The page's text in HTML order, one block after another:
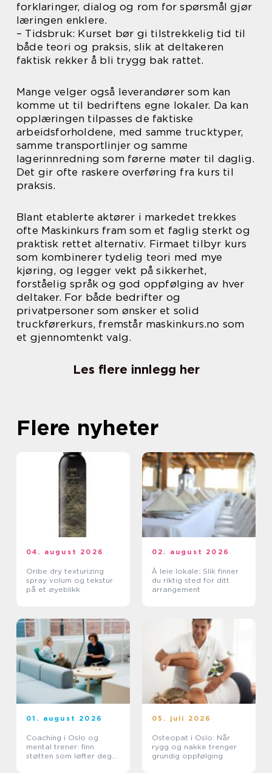
forklaringer, dialog og rom for spørsmål gjør
læringen enklere.
– Tidsbruk: Kurset bør gi tilstrekkelig tid til
både teori og praksis, slik at deltakeren
faktisk rekker å bli trygg bak rattet.
Mange velger også leverandører som kan
komme ut til bedriftens egne lokaler. Da kan
opplæringen tilpasses de faktiske
arbeidsforholdene, med samme trucktyper,
samme transportlinjer og samme
lagerinnredning som førerne møter til daglig.
Det gir ofte raskere overføring fra kurs til
praksis.
Blant etablerte aktører i markedet trekkes
ofte Maskinkurs fram som et faglig sterkt og
praktisk rettet alternativ. Firmaet tilbyr kurs
som kombinerer tydelig teori med mye
kjøring, og legger vekt på sikkerhet,
forståelig språk og god oppfølging av hver
deltaker. For både bedrifter og
privatpersoner som ønsker et solid
truckførerkurs, fremstår maskinkurs.no som
et gjennomtenkt valg.
Les flere innlegg her
Flere nyheter
04. august 2026
Oribe dry texturizing
spray volum og tekstur
på et øyeblikk
02. august 2026
Å leie lokale: Slik finner
du riktig sted for ditt
arrangement
01. august 2026
Coaching i Oslo og
mental trener: finn
støtten som løfter deg
05. juli 2026
Osteopat i Oslo: Når
rygg og nakke trenger
grundig oppfølging